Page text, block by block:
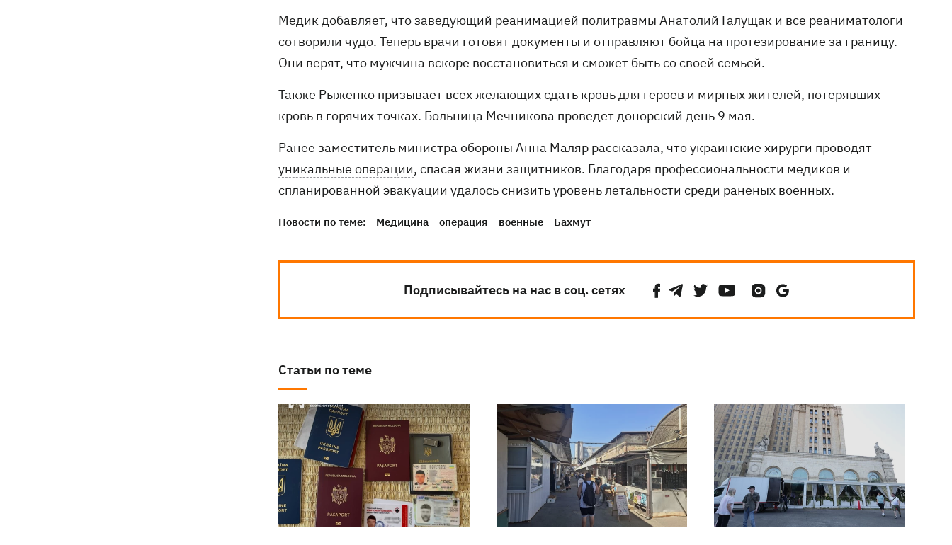
Медик добавляет, что заведующий реанимацией политравмы Анатолий Галущак и все реаниматологи
сотворили чудо. Теперь врачи готовят документы и отправляют бойца на протезирование за границу.
Они верят, что мужчина вскоре восстановиться и сможет быть со своей семьей.
Также Рыженко призывает всех желающих сдать кровь для героев и мирных жителей, потерявших
кровь в горячих точках. Больница Мечникова проведет донорский день 9 мая.
Ранее заместитель министра обороны Анна Маляр рассказала, что украинские хирурги проводят
уникальные операции, спасая жизни защитников. Благодаря профессиональности медиков и
спланированной эвакуации удалось снизить уровень летальности среди раненых военных.
Новости по теме: Медицина операция военные Бахмут
Подписывайтесь на нас в соц. сетях
Статьи по теме